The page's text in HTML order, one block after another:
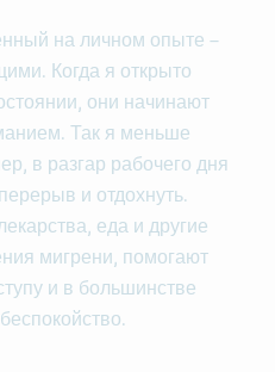
на личном опыте –
Когда я открыто
они начинают
Так я меньше
в разгар рабочего дня
и отдохнуть.
еда и другие
мигрени, помогают
и в большинстве